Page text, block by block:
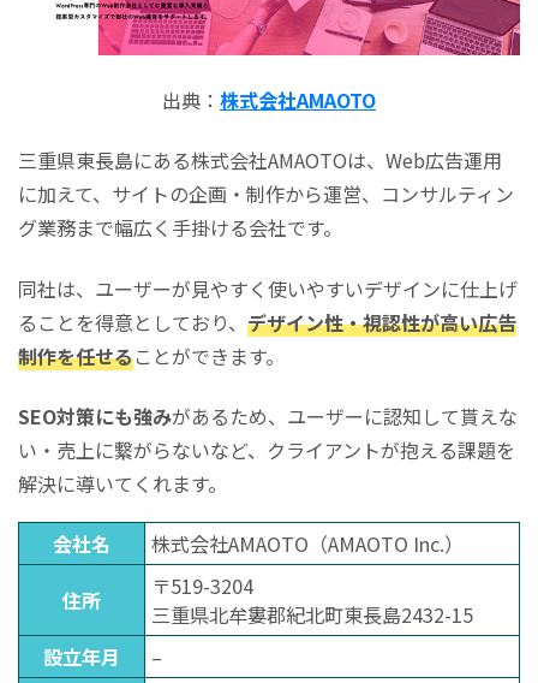
出典： 株式会社AMAOTO
三重県東長島にある株式会社AMAOTOは、Web広告運用
に加えて、サイトの企画・制作から運営、コンサルティン
グ業務まで幅広く手掛ける会社です。
同社は、ユーザーが見やすく使いやすいデザインに仕上げ
ることを得意としており、 デザイン性・視認性が高い広告
制作を任せることができます。
SEO対策にも強みがあるため、ユーザーに認知して貰えな
い・売上に繋がらないなど、クライアントが抱える課題を
解決に導いてくれます。
会社名
株式会社AMAOTO（AMAOTO Inc.）
住所
〒519-3204
三重県北牟婁郡紀北町東長島2432-15
設立年月
–